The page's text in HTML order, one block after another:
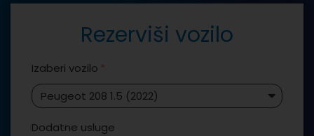
Rezerviši vozilo
Izaberi vozilo
Dodatne usluge